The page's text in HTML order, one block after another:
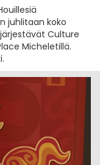
juhlitaan koko
Culture
Micheletillä.